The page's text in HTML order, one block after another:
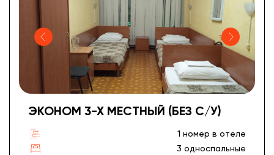
ЭКОНОМ 3-Х МЕСТНЫЙ (БЕЗ С/У)
1 номер в отеле
3 односпальные